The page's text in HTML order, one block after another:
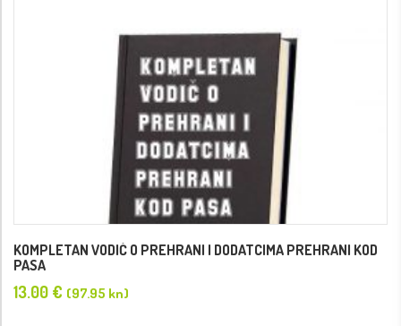
KOMPLETAN VODIČ O PREHRANI I DODATCIMA PREHRANI KOD
PASA
13.00 € (97.95 kn)